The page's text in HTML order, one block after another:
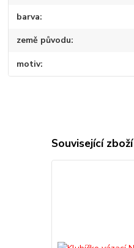
barva
země původu
motiv
Související zboží